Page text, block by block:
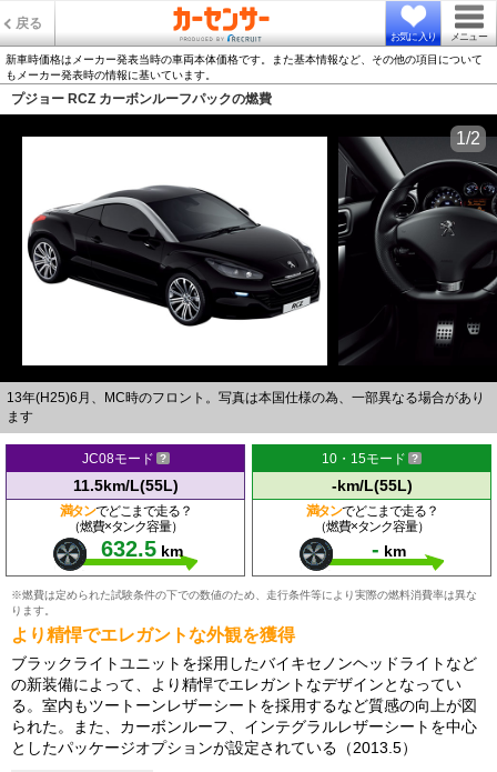
戻る
お気に入り メニュー
新車時価格はメーカー発表当時の車両本体価格です。また基本情報など、その他の項目について
もメーカー発表時の情報に基いています。
プジョー RCZ カーボンルーフパックの燃費
13年(H25)6月、MC時のフロント。写真は本国仕様の為、一部異なる場合があり
ます
1/2
JC08モード
11.5km/L(55L)
満タンでどこまで走る？
（燃費×タンク容量）
632.5 km
10・15モード
-km/L(55L)
満タンでどこまで走る？
（燃費×タンク容量）
- km
※燃費は定められた試験条件の下での数値のため、走行条件等により実際の燃料消費率は異な
ります。
より精悍でエレガントな外観を獲得
ブラックライトユニットを採用したバイキセノンヘッドライトなど
の新装備によって、より精悍でエレガントなデザインとなってい
る。室内もツートーンレザーシートを採用するなど質感の向上が図
られた。また、カーボンルーフ、インテグラルレザーシートを中心
としたパッケージオプションが設定されている（2013.5）